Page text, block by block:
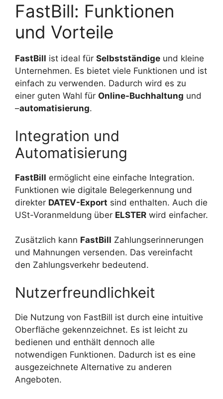
FastBill: Funktionen
und Vorteile
FastBill ist ideal für Selbstständige und kleine
Unternehmen. Es bietet viele Funktionen und ist
einfach zu verwenden. Dadurch wird es zu
einer guten Wahl für Online-Buchhaltung und
–automatisierung.
Integration und
Automatisierung
FastBill ermöglicht eine einfache Integration.
Funktionen wie digitale Belegerkennung und
direkter DATEV-Export sind enthalten. Auch die
USt-Voranmeldung über ELSTER wird einfacher.
Zusätzlich kann FastBill Zahlungserinnerungen
und Mahnungen versenden. Das vereinfacht
den Zahlungsverkehr bedeutend.
Nutzerfreundlichkeit
Die Nutzung von FastBill ist durch eine intuitive
Oberfläche gekennzeichnet. Es ist leicht zu
bedienen und enthält dennoch alle
notwendigen Funktionen. Dadurch ist es eine
ausgezeichnete Alternative zu anderen
Angeboten.